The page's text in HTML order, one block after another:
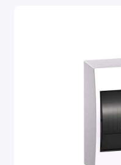
Розетки с
ТВ приставки и
Звонки и кнопки
Элементы